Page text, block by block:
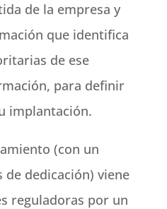
de la empresa y
que identifica
de ese
para definir
implantación.
(con un
dedicación) viene
reguladoras por un